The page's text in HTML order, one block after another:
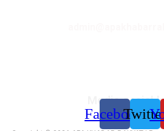
Media sosial
Facebook